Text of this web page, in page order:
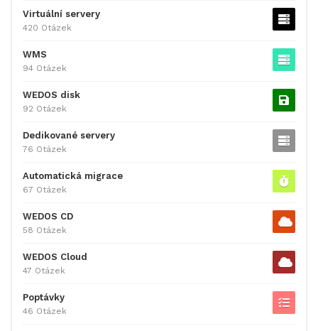
Virtuální servery
420 Otázek
WMS
94 Otázek
WEDOS disk
92 Otázek
Dedikované servery
76 Otázek
Automatická migrace
67 Otázek
WEDOS CD
58 Otázek
WEDOS Cloud
47 Otázek
Poptávky
46 Otázek